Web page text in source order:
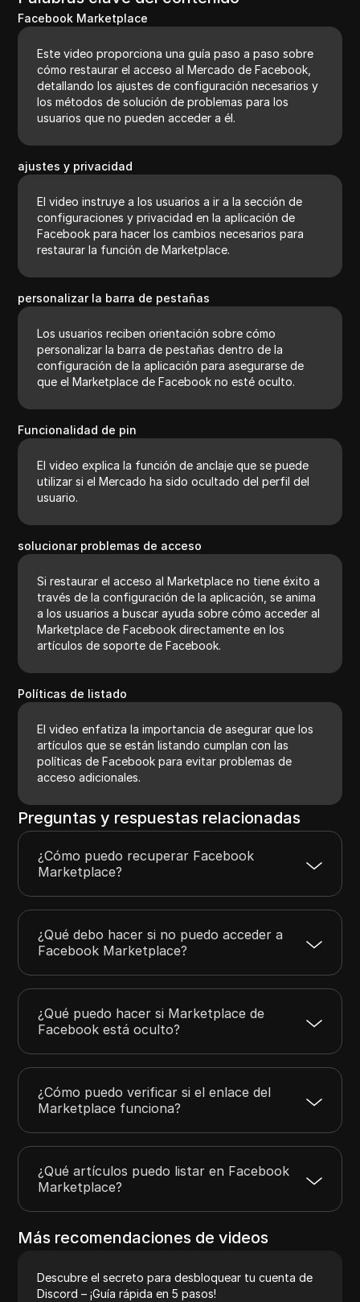
Facebook Marketplace
Este video proporciona una guía paso a paso sobre
cómo restaurar el acceso al Mercado de Facebook,
detallando los ajustes de configuración necesarios y
los métodos de solución de problemas para los
usuarios que no pueden acceder a él.
ajustes y privacidad
El video instruye a los usuarios a ir a la sección de
configuraciones y privacidad en la aplicación de
Facebook para hacer los cambios necesarios para
restaurar la función de Marketplace.
personalizar la barra de pestañas
Los usuarios reciben orientación sobre cómo
personalizar la barra de pestañas dentro de la
configuración de la aplicación para asegurarse de
que el Marketplace de Facebook no esté oculto.
Funcionalidad de pin
El video explica la función de anclaje que se puede
utilizar si el Mercado ha sido ocultado del perfil del
usuario.
solucionar problemas de acceso
Si restaurar el acceso al Marketplace no tiene éxito a
través de la configuración de la aplicación, se anima
a los usuarios a buscar ayuda sobre cómo acceder al
Marketplace de Facebook directamente en los
artículos de soporte de Facebook.
Políticas de listado
El video enfatiza la importancia de asegurar que los
artículos que se están listando cumplan con las
políticas de Facebook para evitar problemas de
acceso adicionales.
Preguntas y respuestas relacionadas
¿Cómo puedo recuperar Facebook
Marketplace?
¿Qué debo hacer si no puedo acceder a
Facebook Marketplace?
¿Qué puedo hacer si Marketplace de
Facebook está oculto?
¿Cómo puedo verificar si el enlace del
Marketplace funciona?
¿Qué artículos puedo listar en Facebook
Marketplace?
Más recomendaciones de videos
Descubre el secreto para desbloquear tu cuenta de
Discord – ¡Guía rápida en 5 pasos!